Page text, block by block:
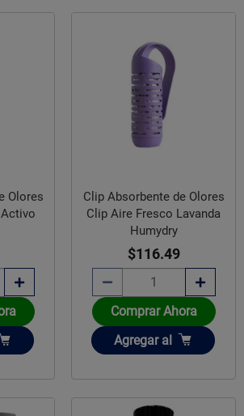
Olores
Clip Absorbente de Olores
Clip Aire Fresco Lavanda
Humydry
$116.49
Comprar Ahora
Añadir
Agregar al